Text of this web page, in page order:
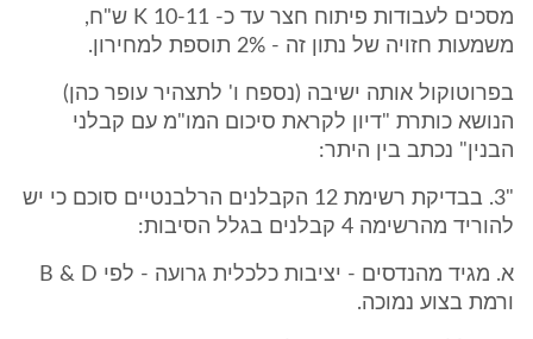
מסכים לעבודות פיתוח חצר עד כ- 10-11 K ש"ח,
משמעות חזויה של נתון זה - 2% תוספת למחירון.
בפרוטוקול אותה ישיבה (נספח ו' לתצהיר עופר כהן)
הנושא כותרת "דיון לקראת סיכום המו"מ עם קבלני
הבנין" נכתב בין היתר:
"3. בבדיקת רשימת 12 הקבלנים הרלבנטיים סוכם כי יש
להוריד מהרשימה 4 קבלנים בגלל הסיבות:
א. מגיד מהנדסים - יציבות כלכלית גרועה - לפי B & D
ורמת בצוע נמוכה.